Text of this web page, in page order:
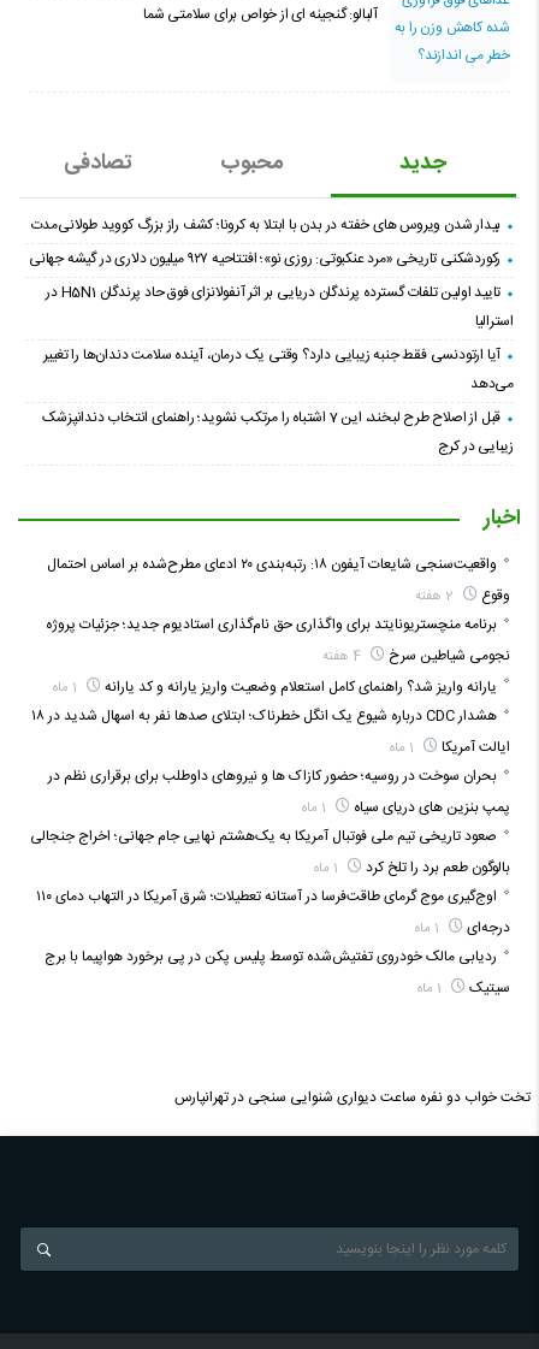
آلبالو: گنجینه ای از خواص برای سلامتی شما
جدید محبوب تصادفی
بیدار شدن ویروس‌ های خفته در بدن با ابتلا به کرونا؛ کشف راز بزرگ کووید طولانی‌مدت
رکوردشکنی تاریخی «مرد عنکبوتی: روزی نو»؛ افتتاحیه ۹۲۷ میلیون دلاری در گیشه جهانی
تایید اولین تلفات گسترده پرندگان دریایی بر اثر آنفولانزای فوق حاد پرندگان H5N1 در
استرالیا
آیا ارتودنسی فقط جنبه زیبایی دارد؟ وقتی یک درمان، آینده سلامت دندان‌ها را تغییر
می‌دهد
قبل از اصلاح طرح لبخند، این 7 اشتباه را مرتکب نشوید؛ راهنمای انتخاب دندانپزشک
زیبایی در کرج
اخبار
واقعیت‌سنجی شایعات آیفون ۱۸: رتبه‌بندی ۲۰ ادعای مطرح‌شده بر اساس احتمال
وقوع
برنامه منچستریونایتد برای واگذاری حق نام‌گذاری استادیوم جدید؛ جزئیات پروژه
نجومی شیاطین سرخ
یارانه واریز شد؟ راهنمای کامل استعلام وضعیت واریز یارانه و کد یارانه
هشدار CDC درباره شیوع یک انگل خطرناک؛ ابتلای صدها نفر به اسهال شدید در ۱۸
ایالت آمریکا
بحران سوخت در روسیه؛ حضور کازاک‌ ها و نیروهای داوطلب برای برقراری نظم در
پمپ بنزین‌ های دریای سیاه
صعود تاریخی تیم ملی فوتبال آمریکا به یک‌هشتم نهایی جام جهانی؛ اخراج جنجالی
بالوگون طعم برد را تلخ کرد
اوج‌گیری موج گرمای طاقت‌فرسا در آستانه تعطیلات؛ شرق آمریکا در التهاب دمای ۱۱۰
درجه‌ای
ردیابی مالک خودروی تفتیش‌شده توسط پلیس پکن در پی برخورد هواپیما با برج
سیتیک
تخت خواب دو نفره ساعت دیواری شنوایی سنجی در تهرانپارس